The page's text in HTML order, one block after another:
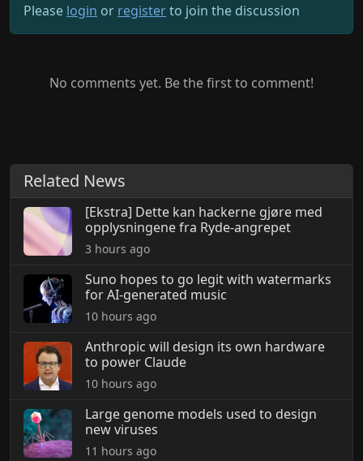
Please login or registerto join the discussion
No comments yet. Be the first to comment!
Related News
[Ekstra] Dette kan hackerne gjøre med
opplysningene fra Ryde-angrepet
3 hours ago
Suno hopes to go legit with watermarks
for AI-generated music
10 hours ago
Anthropic will design its own hardware
to power Claude
10 hours ago
Large genome models used to design
new viruses
11 hours ago